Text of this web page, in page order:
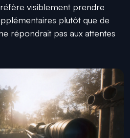
visiblement prendre
plutôt que de
répondrait pas aux attentes